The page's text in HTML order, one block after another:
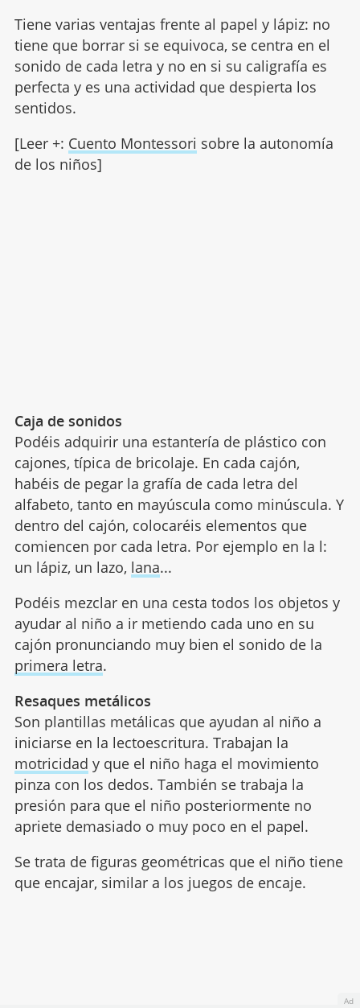
Tiene varias ventajas frente al papel y lápiz: no
tiene que borrar si se equivoca, se centra en el
sonido de cada letra y no en si su caligrafía es
perfecta y es una actividad que despierta los
sentidos.
[Leer +: Cuento Montessori sobre la autonomía
de los niños]
Caja de sonidos
Podéis adquirir una estantería de plástico con
cajones, típica de bricolaje. En cada cajón,
habéis de pegar la grafía de cada letra del
alfabeto, tanto en mayúscula como minúscula. Y
dentro del cajón, colocaréis elementos que
comiencen por cada letra. Por ejemplo en la l:
un lápiz, un lazo, lana...
Podéis mezclar en una cesta todos los objetos y
ayudar al niño a ir metiendo cada uno en su
cajón pronunciando muy bien el sonido de la
primera letra.
Resaques metálicos
Son plantillas metálicas que ayudan al niño a
iniciarse en la lectoescritura. Trabajan la
motricidad y que el niño haga el movimiento
pinza con los dedos. También se trabaja la
presión para que el niño posteriormente no
apriete demasiado o muy poco en el papel.
Se trata de figuras geométricas que el niño tiene
que encajar, similar a los juegos de encaje.
Ad